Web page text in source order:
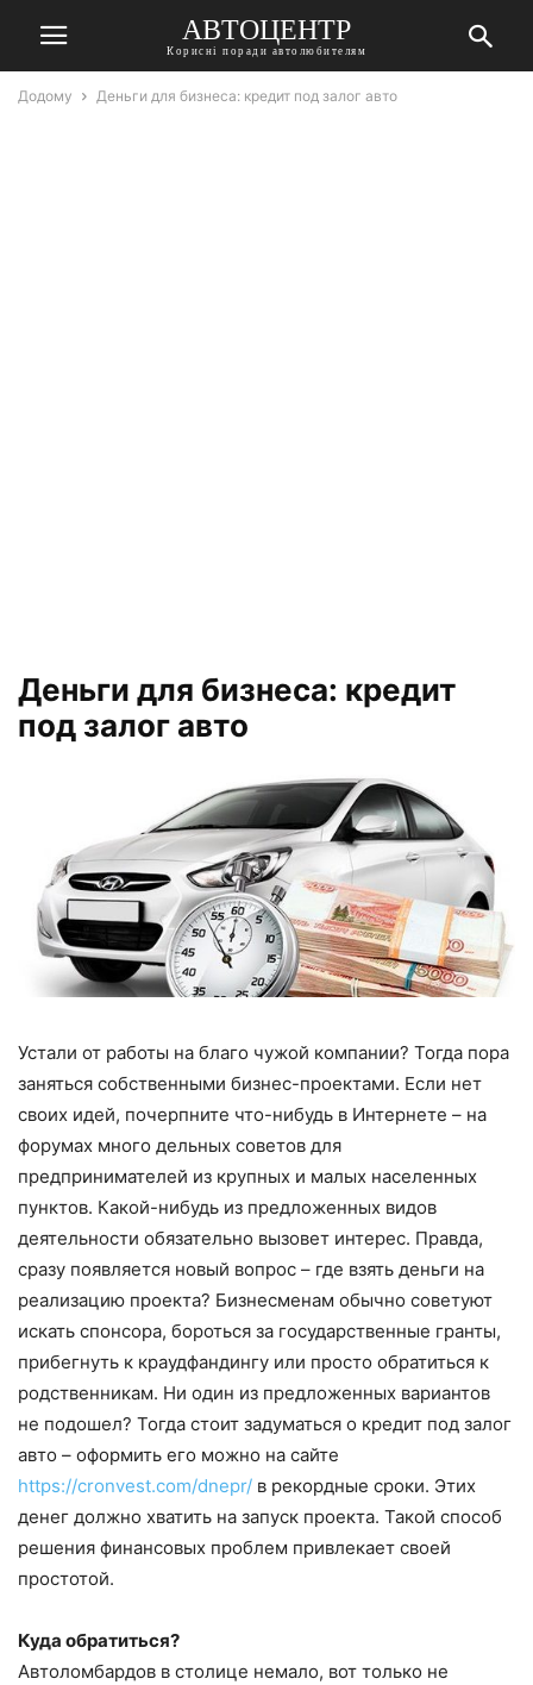
АВТОЦЕНТР
Корисні поради автолюбителям
Додому Деньги для бизнеса: кредит под залог авто
Деньги для бизнеса: кредит
под залог авто
Устали от работы на благо чужой компании? Тогда пора
заняться собственными бизнес-проектами. Если нет
своих идей, почерпните что-нибудь в Интернете – на
форумах много дельных советов для
предпринимателей из крупных и малых населенных
пунктов. Какой-нибудь из предложенных видов
деятельности обязательно вызовет интерес. Правда,
сразу появляется новый вопрос – где взять деньги на
реализацию проекта? Бизнесменам обычно советуют
искать спонсора, бороться за государственные гранты,
прибегнуть к краудфандингу или просто обратиться к
родственникам. Ни один из предложенных вариантов
не подошел? Тогда стоит задуматься о кредит под залог
авто – оформить его можно на сайте
https://cronvest.com/dnepr/ в рекордные сроки. Этих
денег должно хватить на запуск проекта. Такой способ
решения финансовых проблем привлекает своей
простотой.
Куда обратиться?
Автоломбардов в столице немало, вот только не